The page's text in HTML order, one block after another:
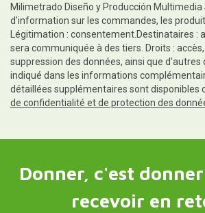
Milimetrado Diseño y Producción Multimedia
d'information sur les commandes, les
Légitimation : consentement.Destinataires :
sera communiquée à des tiers. Droits :
suppression des données, ainsi que d'autres
indiqué dans les informations
détaillées supplémentaires sont disponibles
de confidentialité et de protection des
Donner, c'est
recevoir en